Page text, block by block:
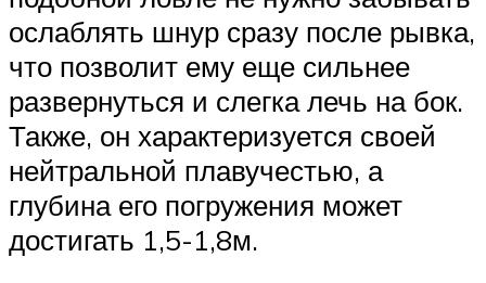
ослаблять шнур сразу после рывка,
что позволит ему еще сильнее
развернуться и слегка лечь на бок.
Также, он характеризуется своей
нейтральной плавучестью, а
глубина его погружения может
достигать 1,5-1,8м.